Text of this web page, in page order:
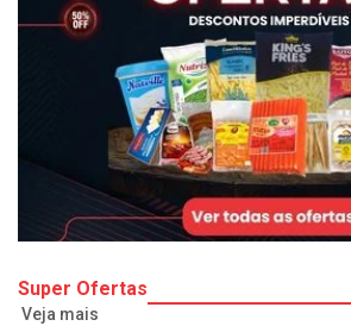
Super Ofertas
Veja mais